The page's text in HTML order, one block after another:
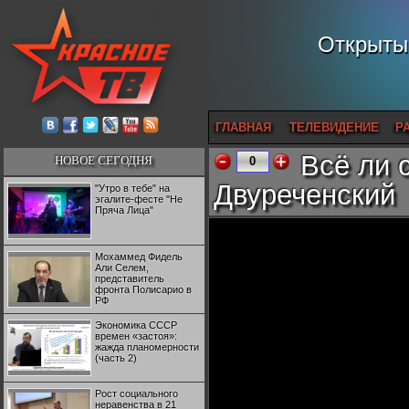
ГЛАВНАЯ ТЕЛЕВИДЕНИЕ
НОВОЕ СЕГОДНЯ
"Утро в тебе" на
эгалите-фесте "Не
Пряча Лица"
Мохаммед Фидель
Али Селем,
представитель
фронта Полисарио в
РФ
Экономика СССР
времен «застоя»:
жажда планомерности
(часть 2)
Рост социального
неравенства в 21
0
Всё ли
Двуреченский